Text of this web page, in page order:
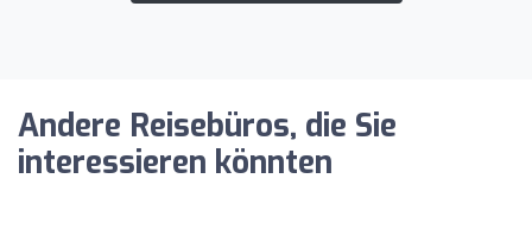
Andere Reisebüros, die Sie
interessieren könnten